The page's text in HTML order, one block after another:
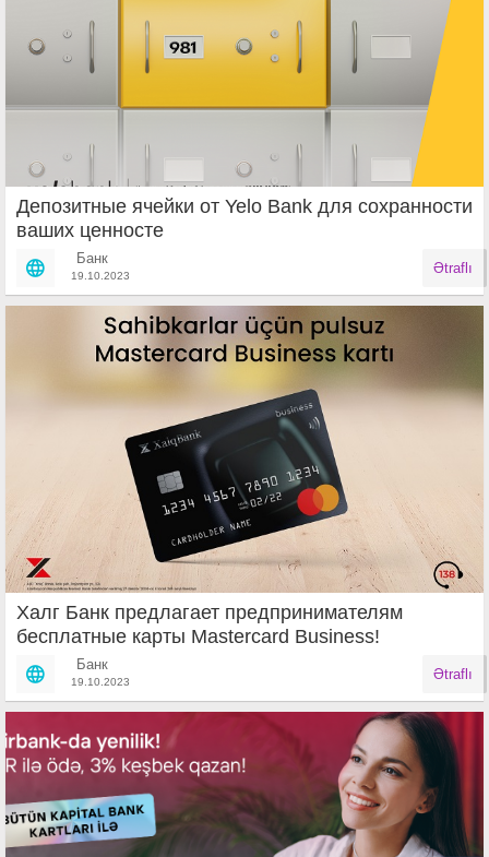
Депозитные ячейки от Yelo Bank для сохранности
ваших ценносте
Банк
19.10.2023 Ətraflı
Халг Банк предлагает предпринимателям
бесплатные карты Mastercard Business!
Банк
19.10.2023 Ətraflı